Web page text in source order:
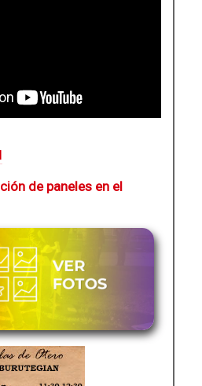
de paneles en el